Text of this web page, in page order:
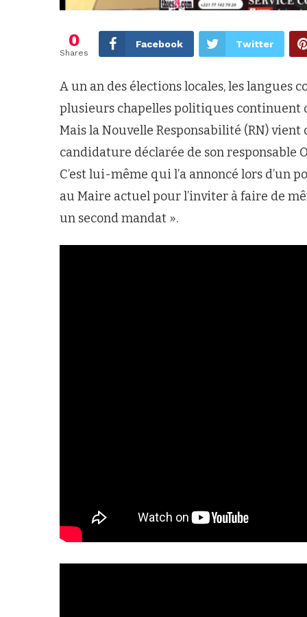
0
Shares
Facebook Twitter
A un an des élections locales, les langues
plusieurs chapelles politiques continuent
Mais la Nouvelle Responsabilité (RN) vient
candidature déclarée de son responsable
C’est lui-même qui l’a annoncé lors d’un
au Maire actuel pour l’inviter à faire de
un second mandat ».